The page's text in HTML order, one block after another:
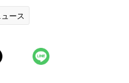
ース